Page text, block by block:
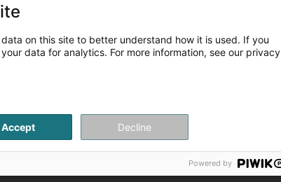
on this site to better understand how it is used. If you
data for analytics. For more information, see our privacy
Accept Decline
Powered by